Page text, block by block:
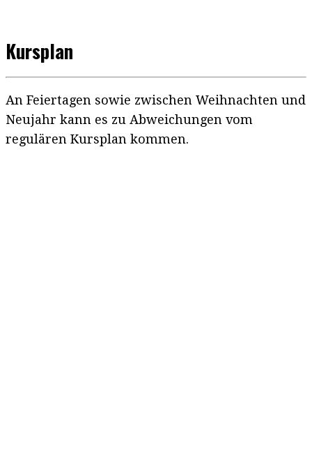
Kursplan
An Feiertagen sowie zwischen Weihnachten und
Neujahr kann es zu Abweichungen vom
regulären Kursplan kommen.